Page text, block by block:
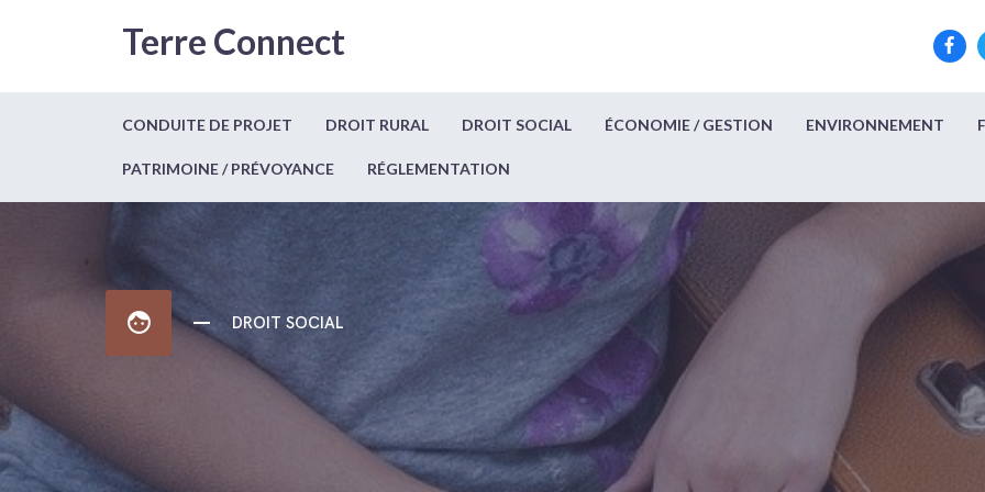
Terre Connect
CONDUITE DE PROJET DROIT RURAL DROIT SOCIAL ÉCONOMIE / GESTION ENVIRONNEMENT
PATRIMOINE / PRÉVOYANCE RÉGLEMENTATION
face DROIT SOCIAL